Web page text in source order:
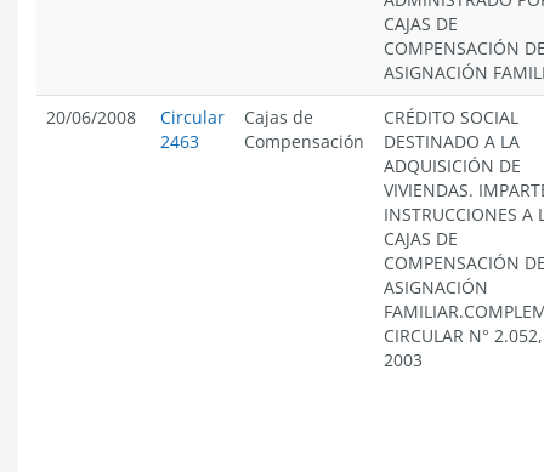
CAJAS DE
COMPENSACIÓN
ASIGNACIÓN
20/06/2008
Circular
2463
Cajas de
Compensación
CRÉDITO SOCIAL
DESTINADO A LA
ADQUISICIÓN DE
VIVIENDAS.
INSTRUCCIONES A
CAJAS DE
COMPENSACIÓN
ASIGNACIÓN
CIRCULAR N°
2003